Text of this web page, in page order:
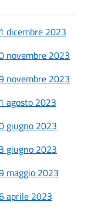
dicembre 2023
novembre 2023
novembre 2023
agosto 2023
giugno 2023
giugno 2023
maggio 2023
aprile 2023